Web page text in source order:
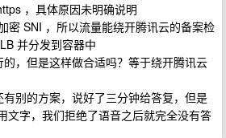
，具体原因未明确说明
密 SNI ，所以流量能绕开腾讯云的备案检
并分发到容器中
，但是这样做合适吗？等于绕开腾讯云
别的方案，说好了三分钟给答复，但是
文字，我们拒绝了语音之后就完全没有答